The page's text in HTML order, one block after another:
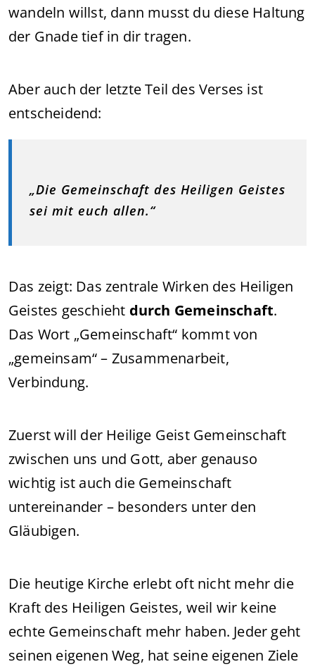
wandeln willst, dann musst du diese Haltung
der Gnade tief in dir tragen.
Aber auch der letzte Teil des Verses ist
entscheidend:
„Die Gemeinschaft des Heiligen Geistes
sei mit euch allen.“
Das zeigt: Das zentrale Wirken des Heiligen
Geistes geschieht durch Gemeinschaft.
Das Wort „Gemeinschaft“ kommt von
„gemeinsam“ – Zusammenarbeit,
Verbindung.
Zuerst will der Heilige Geist Gemeinschaft
zwischen uns und Gott, aber genauso
wichtig ist auch die Gemeinschaft
untereinander – besonders unter den
Gläubigen.
Die heutige Kirche erlebt oft nicht mehr die
Kraft des Heiligen Geistes, weil wir keine
echte Gemeinschaft mehr haben. Jeder geht
seinen eigenen Weg, hat seine eigenen Ziele